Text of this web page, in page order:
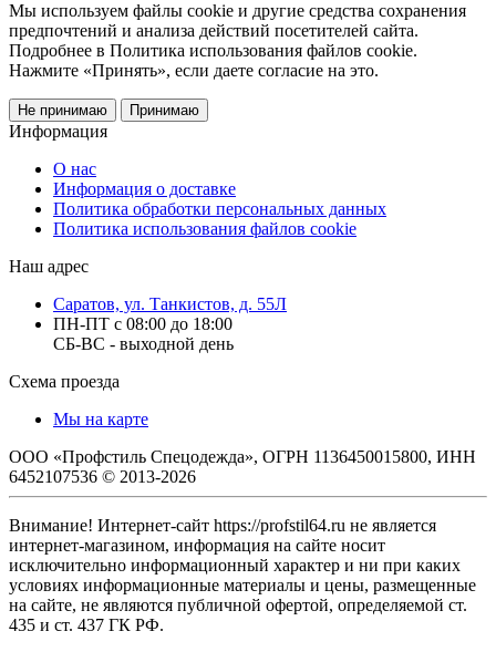
Мы используем файлы cookie и другие средства сохранения
предпочтений и анализа действий посетителей сайта.
Подробнее в Политика использования файлов cookie.
Нажмите «Принять», если даете согласие на это.
Не принимаю Принимаю
Информация
О нас
Информация о доставке
Политика обработки персональных данных
Политика использования файлов cookie
Наш адрес
Саратов, ул. Танкистов, д. 55Л
ПН-ПТ с 08:00 до 18:00
СБ-ВС - выходной день
Схема проезда
Мы на карте
ООО «Профстиль Спецодежда», ОГРН 1136450015800, ИНН
6452107536 © 2013-2026
Внимание! Интернет-сайт https://profstil64.ru не является
интернет-магазином, информация на сайте носит
исключительно информационный характер и ни при каких
условиях информационные материалы и цены, размещенные
на сайте, не являются публичной офертой, определяемой ст.
435 и ст. 437 ГК РФ.